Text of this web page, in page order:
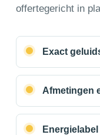
offertegericht in
Exact
Afmetingen